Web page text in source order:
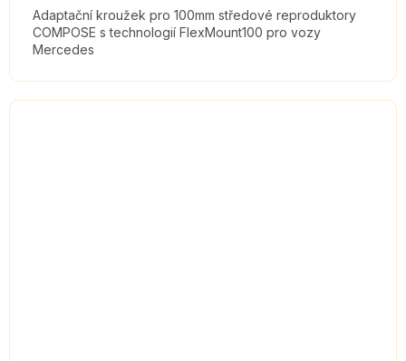
Adaptační kroužek pro 100mm středové reproduktory
COMPOSE s technologií FlexMount100 pro vozy
Mercedes